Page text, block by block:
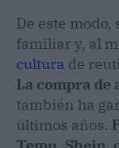
De este
familiar y, al
cultura de
La compra de
también ha
últimos años.